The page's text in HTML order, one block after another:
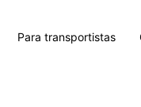
Para transportistas